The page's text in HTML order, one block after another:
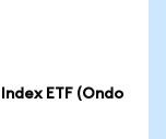
ETF (Ondo